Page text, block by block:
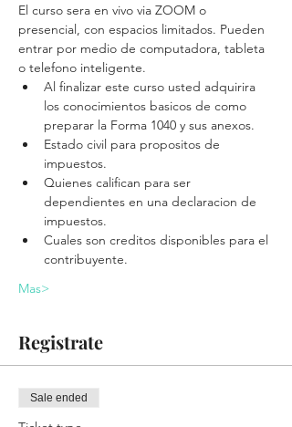
El curso sera en vivo via ZOOM o
presencial, con espacios limitados. Pueden
entrar por medio de computadora, tableta
o telefono inteligente.
Al finalizar este curso usted adquirira
los conocimientos basicos de como
preparar la Forma 1040 y sus anexos.
Estado civil para propositos de
impuestos.
Quienes califican para ser
dependientes en una declaracion de
impuestos.
Cuales son creditos disponibles para el
contribuyente.
Mas>
Registrate
Sale ended